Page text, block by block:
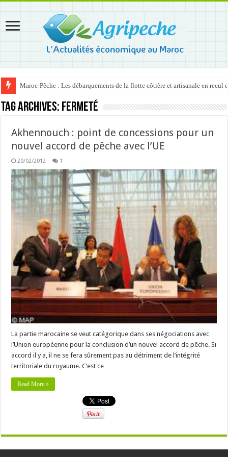
Maroc-Pêche : Les débarquements de la flotte côtière et artisanale en recul
Tag Archives: Fermeté
Akhennouch : point de concessions pour un
nouvel accord de pêche avec l’UE
20/02/2012 1
La partie marocaine se veut catégorique dans ses négociations avec
l’Union européenne pour la conclusion d’un nouvel accord de pêche. Si
accord il y a, il ne se fera sûrement pas au détriment de l’intégrité
territoriale du royaume. C’est ce …
Read More »